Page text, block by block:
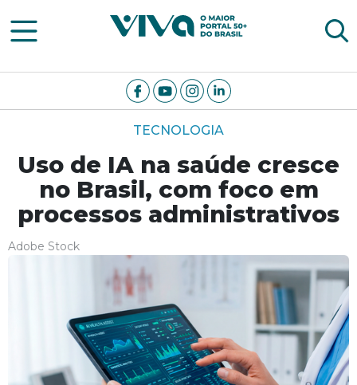
Viva Notícias
TECNOLOGIA
Uso de IA na saúde cresce
no Brasil, com foco em
processos administrativos
Adobe Stock